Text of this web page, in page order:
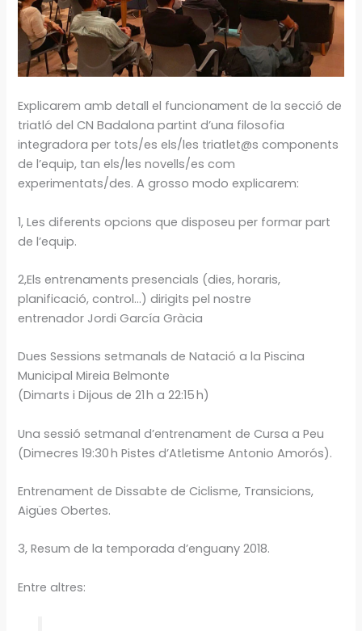
Explicarem amb detall el funcionament de la secció de
triatló del CN Badalona partint d’una filosofia
integradora per tots/es els/les triatlet@s components
de l’equip, tan els/les novells/es com
experimentats/des. A grosso modo explicarem:
1, Les diferents opcions que disposeu per formar part
de l’equip.
2,Els entrenaments presencials (dies, horaris,
planificació, control…) dirigits pel nostre
entrenador Jordi García Gràcia
Dues Sessions setmanals de Natació a la Piscina
Municipal Mireia Belmonte
(Dimarts i Dijous de 21 h a 22:15 h)
Una sessió setmanal d’entrenament de Cursa a Peu
(Dimecres 19:30 h Pistes d’Atletisme Antonio Amorós).
Entrenament de Dissabte de Ciclisme, Transicions,
Aigües Obertes.
3, Resum de la temporada d’enguany 2018.
Entre altres: